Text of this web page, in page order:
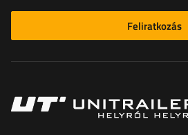
Feliratkozás